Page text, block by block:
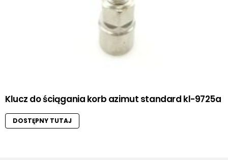
Klucz do ściągania korb azimut standard kl-9725a
DOSTĘPNY TUTAJ